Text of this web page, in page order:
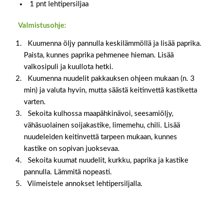
1 pnt lehtipersiljaa
Valmistusohje:
Kuumenna öljy pannulla keskilämmöllä ja lisää paprika.
Paista, kunnes paprika pehmenee hieman. Lisää
valkosipuli ja kuullota hetki.
Kuumenna nuudelit pakkauksen ohjeen mukaan (n. 3
min) ja valuta hyvin, mutta säästä keitinvettä kastiketta
varten.
Sekoita kulhossa maapähkinävoi, seesamiöljy,
vähäsuolainen soijakastike, limemehu, chili. Lisää
nuudeleiden keitinvettä tarpeen mukaan, kunnes
kastike on sopivan juoksevaa.
Sekoita kuumat nuudelit, kurkku, paprika ja kastike
pannulla. Lämmitä nopeasti.
Viimeistele annokset lehtipersiljalla.